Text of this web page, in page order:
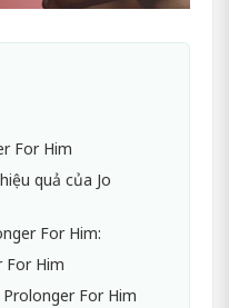
For Him
quả của Jo
For Him:
For Him
For Him